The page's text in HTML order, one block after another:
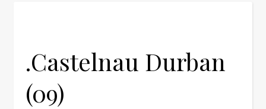
.Castelnau Durban
(09)